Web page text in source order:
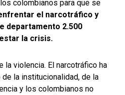
colombianos para que se
el narcotráfico y
departamento 2.500
la crisis.
violencia. El narcotráfico ha
la institucionalidad, de la
y los colombianos no